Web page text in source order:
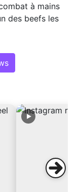
à mains
des beefs les